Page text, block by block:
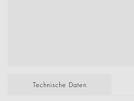
Technische Daten